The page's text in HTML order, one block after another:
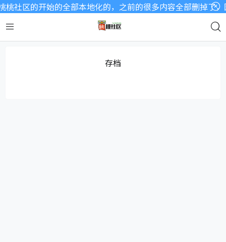
社区的开始的全部本地化的，之前的很多内容全部删掉了
存档